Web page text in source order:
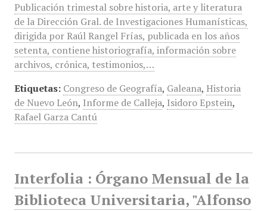
Publicación trimestal sobre historia, arte y literatura
de la Dirección Gral. de Investigaciones Humanísticas,
dirigida por Raúl Rangel Frías, publicada en los años
setenta, contiene historiografía, información sobre
archivos, crónica, testimonios,…
Etiquetas: Congreso de Geografía, Galeana, Historia
de Nuevo León, Informe de Calleja, Isidoro Epstein,
Rafael Garza Cantú
Interfolia : Órgano Mensual de la
Biblioteca Universitaria, "Alfonso